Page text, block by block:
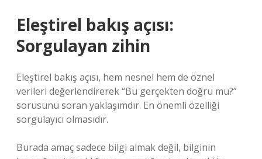
Eleştirel bakış açısı:
Sorgulayan zihin
Eleştirel bakış açısı, hem nesnel hem de öznel
verileri değerlendirerek “Bu gerçekten doğru mu?”
sorusunu soran yaklaşımdır. En önemli özelliği
sorgulayıcı olmasıdır.
Burada amaç sadece bilgi almak değil, bilginin